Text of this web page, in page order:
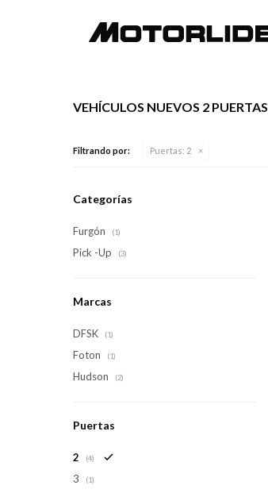
VEHÍCULOS NUEVOS 2 PUERTAS
Filtrando por: Puertas: 2
Categorías
Furgón (1)
Pick -Up (3)
Marcas
DFSK (1)
Foton (1)
Hudson (2)
Puertas
2 (4)
3 (1)